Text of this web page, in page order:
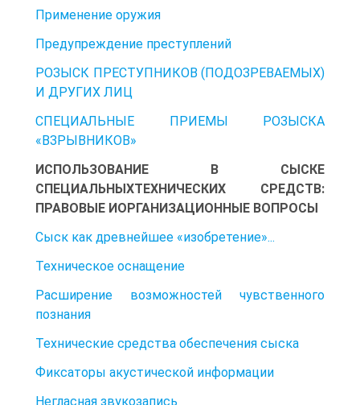
Применение оружия
Предупреждение преступлений
РОЗЫСК ПРЕСТУПНИКОВ (ПОДОЗРЕВАЕМЫХ)
И ДРУГИХ ЛИЦ
СПЕЦИАЛЬНЫЕ ПРИЕМЫ РОЗЫСКА
«ВЗРЫВНИКОВ»
ИСПОЛЬЗОВАНИЕ В СЫСКЕ
СПЕЦИАЛЬНЫХТЕХНИЧЕСКИХ СРЕДСТВ:
ПРАВОВЫЕ ИОРГАНИЗАЦИОННЫЕ ВОПРОСЫ
Сыск как древнейшее «изобретение»...
Техническое оснащение
Расширение возможностей чувственного
познания
Технические средства обеспечения сыска
Фиксаторы акустической информации
Негласная звукозапись